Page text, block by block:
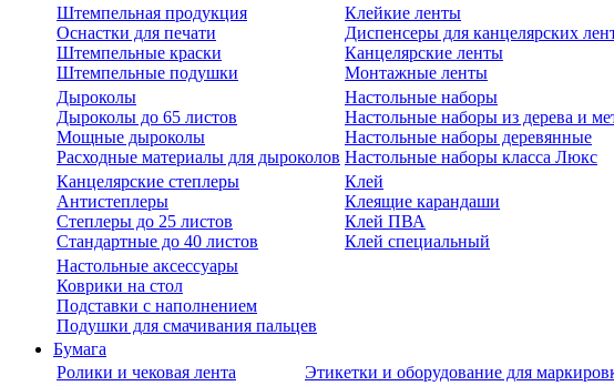
Штемпельная продукция
Оснастки для печати
Штемпельные краски
Штемпельные подушки
Клейкие ленты
Диспенсеры для канцелярских
Канцелярские ленты
Монтажные ленты
Дыроколы
Дыроколы до 65 листов
Мощные дыроколы
Расходные материалы для дыроколов
Настольные наборы
Настольные наборы из дерева и
Настольные наборы деревянные
Настольные наборы класса Люкс
Канцелярские степлеры
Антистеплеры
Степлеры до 25 листов
Стандартные до 40 листов
Клей
Клеящие карандаши
Клей ПВА
Клей специальный
Настольные аксессуары
Коврики на стол
Подставки с наполнением
Подушки для смачивания пальцев
Бумага
Ролики и чековая лента
Этикетки и оборудование для